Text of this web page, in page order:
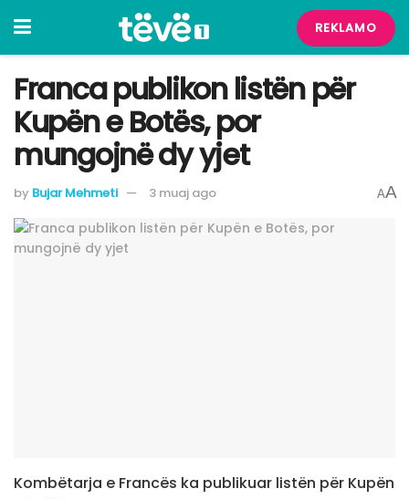
REKLAMO
Franca publikon listën për
Kupën e Botës, por
mungojnë dy yjet
by Bujar Mehmeti 3 muaj ago AA
Kombëtarja e Francës ka publikuar listën për Kupën